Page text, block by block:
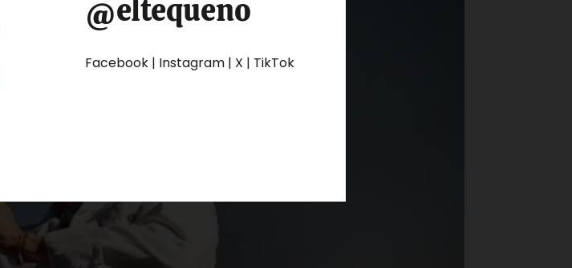
@eltequeno
Facebook | Instagram | X | TikTok